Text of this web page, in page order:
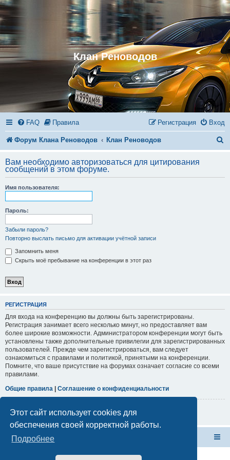
Этот сайт использует cookies для
обеспечения своей корректной работы.
Подробнее
Клан Реноводов
FAQ Правила Вход
Регистрация
Форум Клана Реноводов Клан Реноводов
Вам необходимо авторизоваться для цитирования
сообщений в этом форуме.
Имя пользователя:
Пароль:
Забыли пароль?
Повторно выслать письмо для активации учётной записи
Запомнить меня
Скрыть моё пребывание на конференции в этот раз
РЕГИСТРАЦИЯ
Для входа на конференцию вы должны быть зарегистрированы.
Регистрация занимает всего несколько минут, но предоставляет вам
более широкие возможности. Администратором конференции могут быть
установлены также дополнительные привилегии для зарегистрированных
пользователей. Прежде чем зарегистрироваться, вам следует
ознакомиться с правилами и политикой, принятыми на конференции.
Помните, что ваше присутствие на форумах означает согласие со всеми
правилами.
Общие правила | Соглашение о конфиденциальности
Регистрация
Форум Клана Реноводов